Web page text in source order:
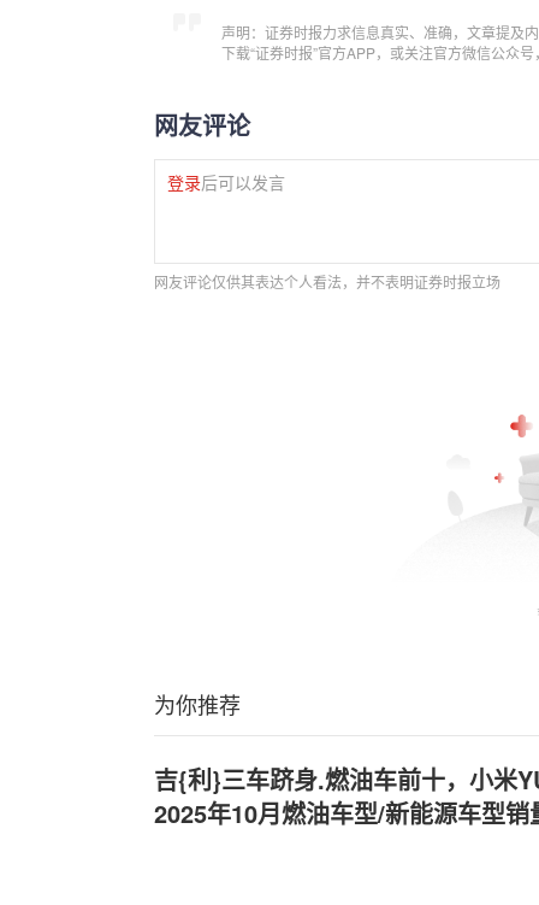
声明：证券时报力求信息真实、准确，文章提及
下载“证券时报”官方APP，或关注官方微信公众
网友评论
登录后可以发言
网友评论仅供其表达个人看法，并不表明证券时报立场
为你推荐
吉{利}三车跻身.燃油车前十，小米
2025年10月燃油车型/新能源车型销